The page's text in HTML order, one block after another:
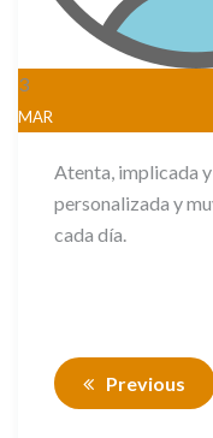
3
MAR
Atenta, implicada
personalizada y
cada día.
Previous